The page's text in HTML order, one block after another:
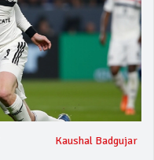
Kaushal Badgujar